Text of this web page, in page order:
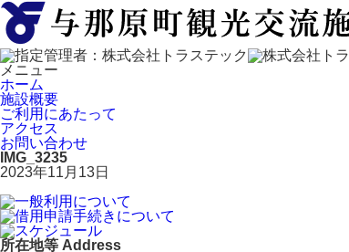
メニュー
ホーム
施設概要
ご利用にあたって
アクセス
お問い合わせ
IMG_3235
2023年11月13日
所在地等 Address